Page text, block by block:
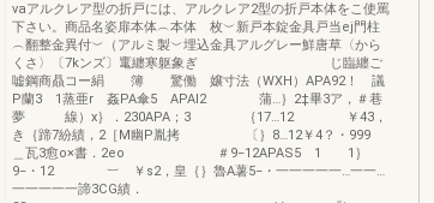
vaアルクレア型の折戸には、アルクレア2型の折戸本体をこ使罵
下さい。商品名姿扉本体︵本体 枚︶新戸本錠金具戸当ej門柱
︵翻整金異付︶（アルミ製︶埋込金具アルグレー鮮唐草〈から
くさ〉〔7kンズ〕竃纏寒躯象ぎ じ臨纏ご
嘘鋼商贔コー絹 簿 驚働 嬢寸法（WXH）APA92！ 議
P蘭3 1蒸亜r 姦PA傘5 APAI2 蒲…｝2‡畢3ア，＃巷
夢 線）x｝．230APA；3 ｛17…12 ￥43，
き｛蹄7紛績，2［M幽P胤拷 〔｝8…12￥4？・999
＿瓦3愈o×書．2eo ＃9−12APAS5 1 1｝
9−・12 ︸ ￥s2，皇｛｝魯A薯5−・一一一一一…一一…
一一一一一諦3CG績．